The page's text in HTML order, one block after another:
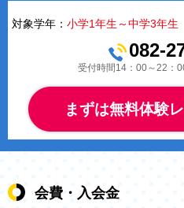
対象学年： 小学1年生～中学3年生
082-
受付時間14：00～22：
まずは無料体験
会費・入会金